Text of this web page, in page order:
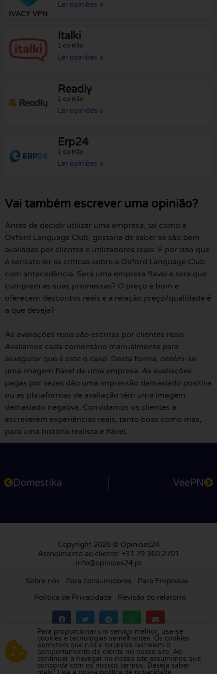
Ler opiniões »
Italki
1 opinião
Ler opiniões »
Readly
1 opinião
Ler opiniões »
Erp24
1 opinião
Ler opiniões »
Vai também escrever uma opinião?
Antes de decidir utilizar uma empresa, tal como a
Oxford Language Club, gostaria de saber se são bem
avaliadas por clientes e utilizadores reais. É por isso que
é sensato ler as críticas sobre a Oxford Language Club
com antecedência. Será uma empresa fiável e será que
cumprem as suas promessas? O preço é bom e
oferecem descontos reais e a relação preço/qualidade é
a que deseja?
As avaliações reais são escritas por clientes reais.
Avaliamos cada comentário manualmente para
assegurar que é este o caso. Desta forma, obtém-se
uma imagem fiável de uma empresa. As avaliações
pagas por vezes dão uma impressão demasiado positiva
ou as plataformas de avaliação têm uma imagem
demasiado negativa. Convidamos os clientes a
escreverem experiências reais, tanto boas como más,
para uma história realista e fiável.
Domestika VeePN
Copyright 2026 © Opinioes24
Atendimento ao cliente: +31 79 360 2701
info@opinioes24.pt
Sobre nós Para consumidores
Para Empresas
Política de Privacidade
Revisão do relatório
Visite a nossa plataforma de avaliações na
Holanda,Reino Unido, França,Alemanha,
Bélgica,Espanha, Itália,Polónia,Dinamarca,
Para proporcionar um serviço melhor, usa-se
cookies e tecnologias semelhantes. Os cookies
permitem que nós e terceiros rastreiem o
comportamento do cliente no nosso site. Ao
continuar a navegar no nosso site assumimos que
concorda com os nossos termos. Deseja saber
mais? Leia a nossa política de privacidade.